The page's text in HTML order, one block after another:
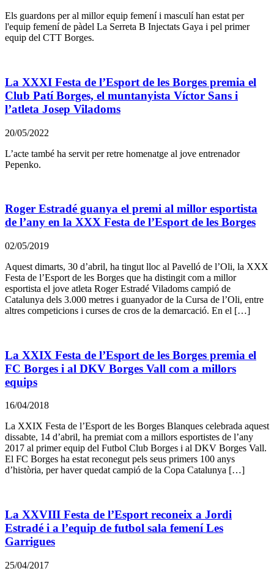
Els guardons per al millor equip femení i masculí han estat per
l'equip femení de pàdel La Serreta B Injectats Gaya i pel primer
equip del CTT Borges.
La XXXI Festa de l’Esport de les Borges premia el
Club Patí Borges, el muntanyista Víctor Sans i
l’atleta Josep Viladoms
20/05/2022
L’acte també ha servit per retre homenatge al jove entrenador
Pepenko.
Roger Estradé guanya el premi al millor esportista
de l’any en la XXX Festa de l’Esport de les Borges
02/05/2019
Aquest dimarts, 30 d’abril, ha tingut lloc al Pavelló de l’Oli, la XXX
Festa de l’Esport de les Borges que ha distingit com a millor
esportista el jove atleta Roger Estradé Viladoms campió de
Catalunya dels 3.000 metres i guanyador de la Cursa de l’Oli, entre
altres competicions i curses de cros de la demarcació. En el […]
La XXIX Festa de l’Esport de les Borges premia el
FC Borges i al DKV Borges Vall com a millors
equips
16/04/2018
La XXIX Festa de l’Esport de les Borges Blanques celebrada aquest
dissabte, 14 d’abril, ha premiat com a millors esportistes de l’any
2017 al primer equip del Futbol Club Borges i al DKV Borges Vall.
El FC Borges ha estat reconegut pels seus primers 100 anys
d’història, per haver quedat campió de la Copa Catalunya […]
La XXVIII Festa de l’Esport reconeix a Jordi
Estradé i a l’equip de futbol sala femení Les
Garrigues
25/04/2017